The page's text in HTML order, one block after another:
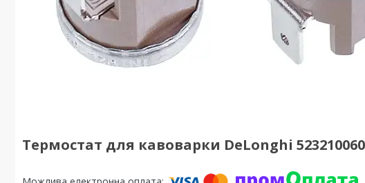
Термостат для кавоварки DeLonghi